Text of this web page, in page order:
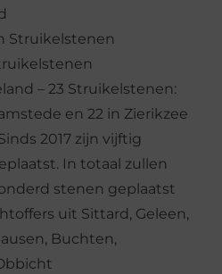
Struikelstenen
– 23 Struikelstenen:
en 22 in Zierikzee
2017 zijn vijftig
In totaal zullen
stenen geplaatst
uit Sittard, Geleen,
Buchten,